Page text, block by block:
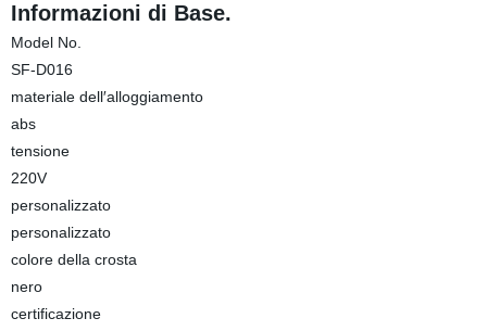
Informazioni di Base.
Model No.
SF-D016
materiale dell′alloggiamento
abs
tensione
220V
personalizzato
personalizzato
colore della crosta
nero
certificazione